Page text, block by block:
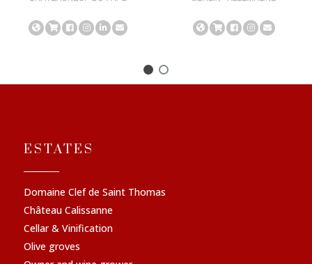
ESTATES
Domaine Clef de Saint Thomas
Château Calissanne
Cellar & Vinification
Olive groves